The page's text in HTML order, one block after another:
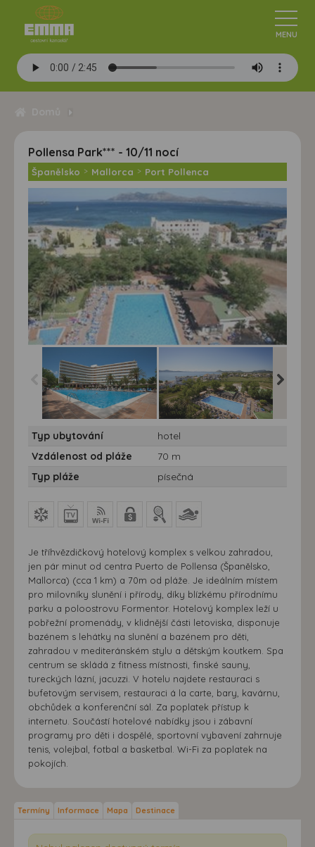
Pollensa Park*** - 10/11 nocí
Španělsko > Mallorca > Port Pollenca
nocí
nocí
Typ ubytování
hotel
Vzdálenost od pláže
70 m
Typ pláže
písečná
Je tříhvězdičkový hotelový komplex s velkou zahradou,
jen pár minut od centra Puerto de Pollensa (Španělsko,
Mallorca) (cca 1 km) a 70m od pláže. Je ideálním místem
pro milovníky slunění i přírody, díky blízkému přírodnímu
parku a poloostrovu Formentor. Hotelový komplex leží u
pobřežní promenády, v klidnější části letoviska, disponuje
bazénem s lehátky na slunění a bazénem pro děti,
zahradou v mediteránském stylu a dětským koutkem. Spa
centrum se skládá z fitness místnosti, finské sauny,
tureckých lázní, jacuzzi. V hotelu najdete restauraci s
bufetovým servisem, restauraci á la carte, bary, kavárnu,
obchůdek a konferenční sál. Za poplatek přístup k
internetu. Součástí hotelové nabídky jsou i zábavní
programy pro děti i dospělé, sportovní vybavení zahrnuje
tenis, volejbal, fotbal a basketbal. Wi-Fi za poplatek na
pokojích.
Termíny Informace Mapa Destinace